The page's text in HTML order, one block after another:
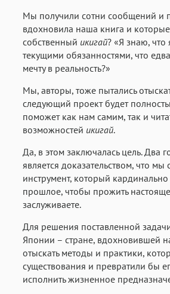
Мы получили сотни сообщений и
вдохновила наша книга и
собственный икигай? «Я знаю, что
текущими обязанностями, что
мечту в реальность?»
Мы, авторы, тоже пытались
следующий проект будет
поможет как нам самим, так и
возможностей икигай.
Да, в этом заключалась цель. Два
является доказательством, что
инструмент, который
прошлое, чтобы прожить
заслуживаете.
Для решения поставленной
Японии – стране, вдохновившей
отыскать методы и практики,
существования и превратили бы
исполнить жизненное